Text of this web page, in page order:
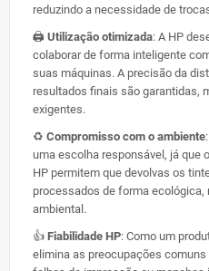
reduzindo a necessidade de
🖨️ Utilização otimizada: A HP
colaborar de forma inteligente
suas máquinas. A precisão da
resultados finais são garantidas,
exigentes.
♻️ Compromisso com o ambiente
uma escolha responsável, já que
HP permitem que devolvas os
processados de forma
ambiental.
👍 Fiabilidade HP: Como um
elimina as preocupações